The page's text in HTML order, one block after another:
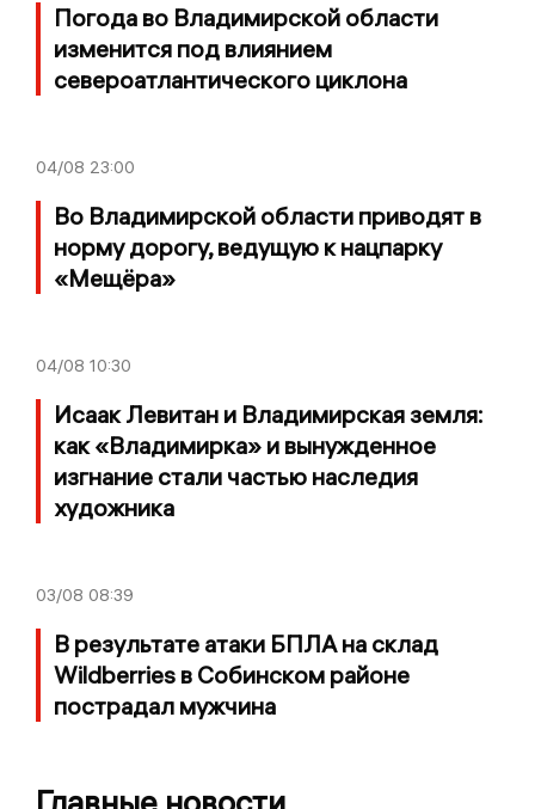
Погода во Владимирской области
изменится под влиянием
североатлантического циклона
04/08 23:00
Во Владимирской области приводят в
норму дорогу, ведущую к нацпарку
«Мещёра»
04/08 10:30
Исаак Левитан и Владимирская земля:
как «Владимирка» и вынужденное
изгнание стали частью наследия
художника
03/08 08:39
В результате атаки БПЛА на склад
Wildberries в Собинском районе
пострадал мужчина